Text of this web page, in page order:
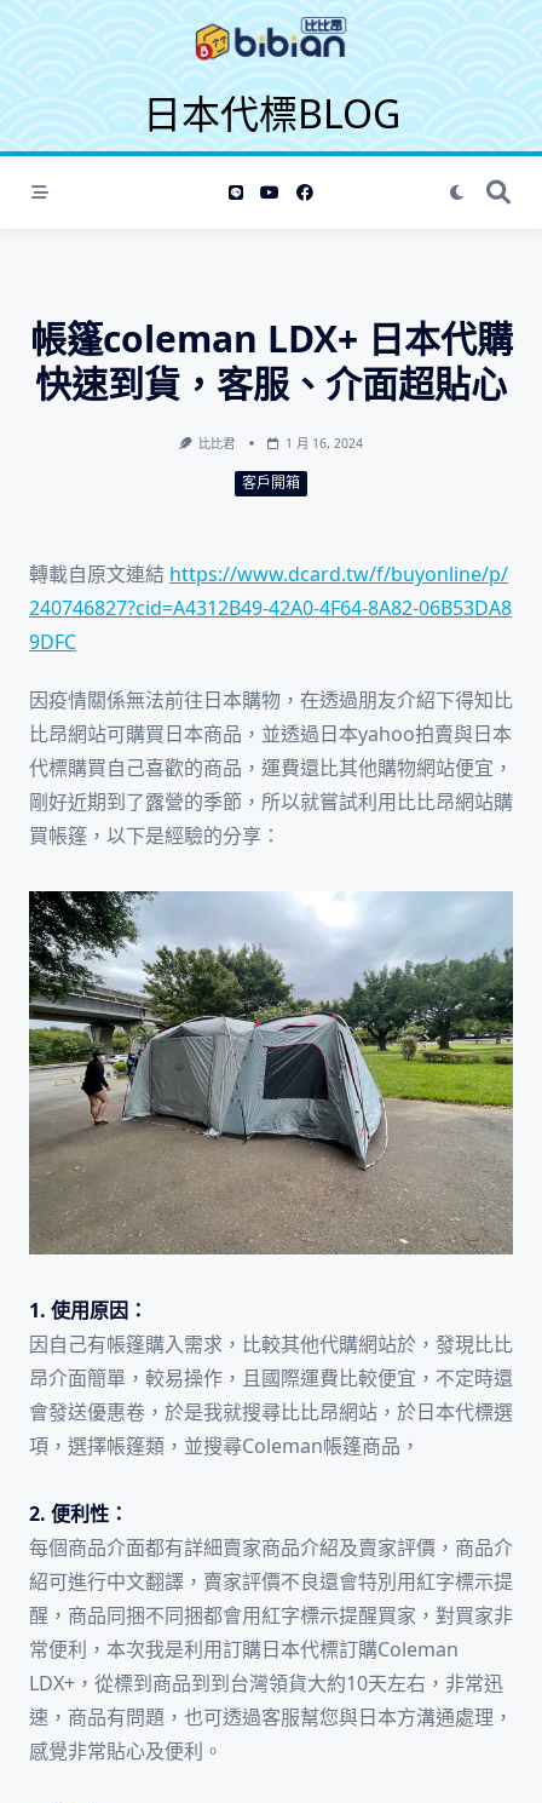
S
k
p
o
日本代標BLOG
帳篷coleman LDX+ 日本代購
快速到貨，客服、介面超貼心
比比君 1 月 16, 2024
客戶開箱
轉載自原文連結 https://www.dcard.tw/f/buyonline/p/
240746827?cid=A4312B49-42A0-4F64-8A82-06B53DA8
9DFC
因疫情關係無法前往日本購物，在透過朋友介紹下得知比
比昂網站可購買日本商品，並透過日本yahoo拍賣與日本
代標購買自己喜歡的商品，運費還比其他購物網站便宜，
剛好近期到了露營的季節，所以就嘗試利用比比昂網站購
買帳篷，以下是經驗的分享：
1. 使用原因：
因自己有帳篷購入需求，比較其他代購網站於，發現比比
昂介面簡單，較易操作，且國際運費比較便宜，不定時還
會發送優惠卷，於是我就搜尋比比昂網站，於日本代標選
項，選擇帳篷類，並搜尋Coleman帳篷商品，
2. 便利性：
每個商品介面都有詳細賣家商品介紹及賣家評價，商品介
紹可進行中文翻譯，賣家評價不良還會特別用紅字標示提
醒，商品同捆不同捆都會用紅字標示提醒買家，對買家非
常便利，本次我是利用訂購日本代標訂購Coleman
LDX+，從標到商品到到台灣領貨大約10天左右，非常迅
速，商品有問題，也可透過客服幫您與日本方溝通處理，
感覺非常貼心及便利。